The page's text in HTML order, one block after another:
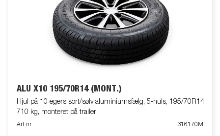
ALU X10 195/70R14 (MONT.)
Hjul på 10 egers sort/sølv aluminiumsfælg, 5-huls, 195/70R14,
710 kg, monteret på trailer
Art nr 316170M